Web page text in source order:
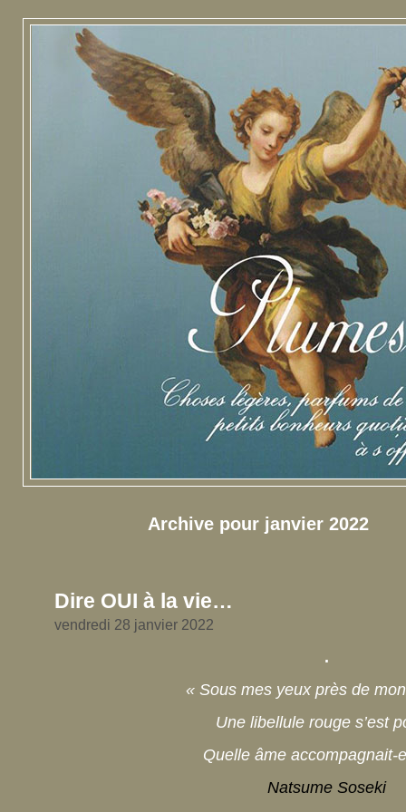
Archive pour janvier 2022
Dire OUI à la vie…
vendredi 28 janvier 2022
.
« Sous mes yeux près de
Une libellule rouge s’est
Quelle âme accompagnait-
Natsume Soseki